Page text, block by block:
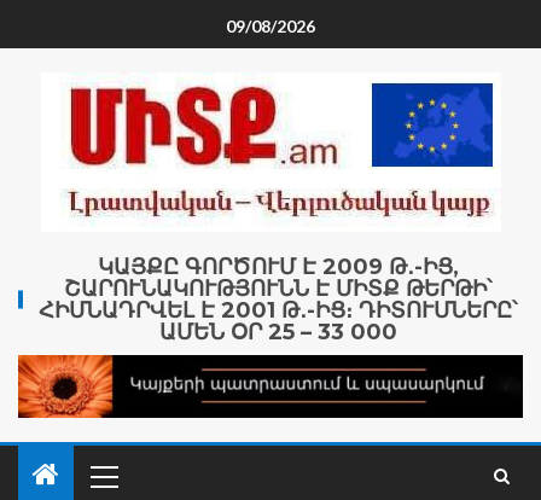
09/08/2026
ԿԱՅՔԸ ԳՈՐԾՈՒՄ Է 2009 Թ․-ԻՑ,
ՇԱՐՈՒՆԱԿՈՒԹՅՈՒՆՆ Է ՄԻՏՔ ԹԵՐԹԻ՝
ՀԻՄՆԱԴՐՎԵԼ Է 2001 Թ․-ԻՑ։ ԴԻՏՈՒՄՆԵՐԸ՝
ԱՄԵՆ ՕՐ 25 – 33 000